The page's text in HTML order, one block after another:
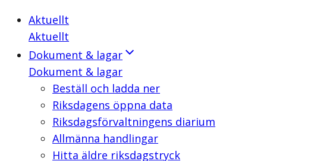
Aktuellt
Aktuellt
Dokument & lagar
Dokument & lagar
Beställ och ladda ner
Riksdagens öppna data
Riksdagsförvaltningens diarium
Allmänna handlingar
Hitta äldre riksdagstryck